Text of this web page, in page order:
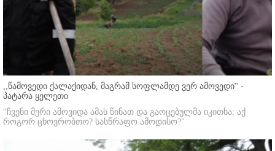
,,წამოვედი ქალაქიდან, მაგრამ სოფლამდე ვერ ამოვედი'' -
პატარა ყელეთი
"ჩვენი მერი ამოვიდა ამას წინათ და გაოცებულმა იკითხა: აქ
როგორ ცხოვრობთო? სასწრაფო ამოდისო?"